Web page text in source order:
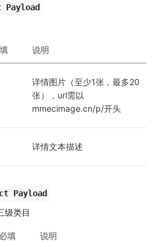
Payload
说明
详情图片（至少1张，最多20
张），url需以
mmecimage.cn/p/开头
详情文本描述
Payload
级类目
必填 说明